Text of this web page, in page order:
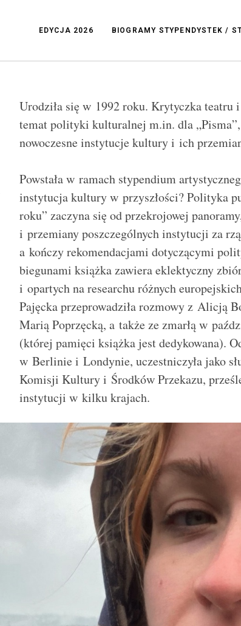
EDYCJA 2026 BIOGRAMY STYPENDYSTEK /
Urodziła się w 1992 roku. Krytyczka teatru
temat polityki kulturalnej m.in. dla
nowoczesne instytucje kultury i ich
Powstała w ramach stypendium
instytucja kultury w przyszłości? Polityka
roku” zaczyna się od przekrojowej
i przemiany poszczególnych instytucji za
a kończy rekomendacjami dotyczącymi
biegunami książka zawiera eklektyczny
i opartych na researchu różnych
Pajęcka przeprowadziła rozmowy z Alicją
Marią Poprzęcką, a także ze zmarłą w
(której pamięci książka jest dedykowana).
w Berlinie i Londynie, uczestniczyła jako
Komisji Kultury i Środków Przekazu,
instytucji w kilku krajach.